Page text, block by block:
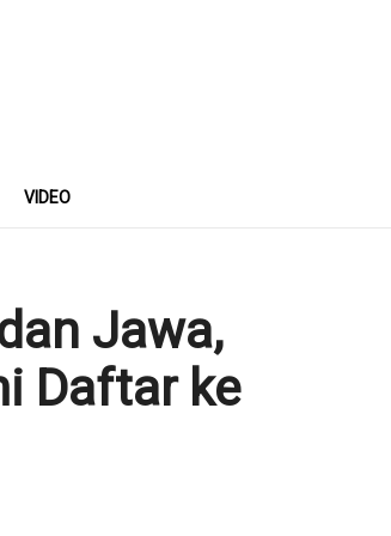
VIDEO
Jawa,
Daftar ke